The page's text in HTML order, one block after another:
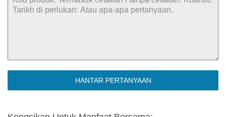
HANTAR PERTANYAAN